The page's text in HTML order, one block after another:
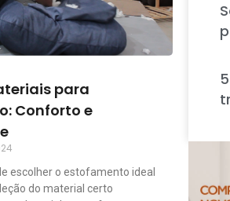
para
Conforto e
escolher o estofamento ideal
do material certo